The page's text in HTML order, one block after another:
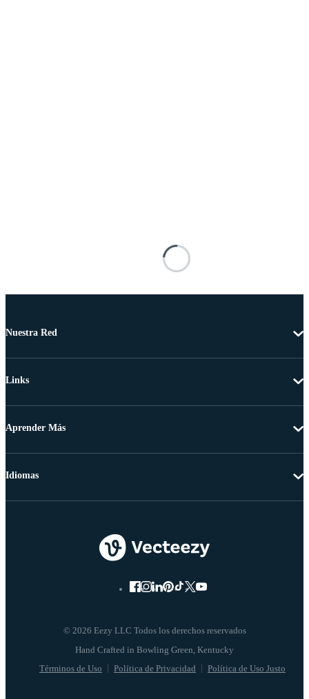
Nuestra Red
Links
Aprender Más
© 2026 Eezy LLC Todos los derechos reservados
Términos de Uso Política de Privacidad Política de Uso Justo
Idiomas